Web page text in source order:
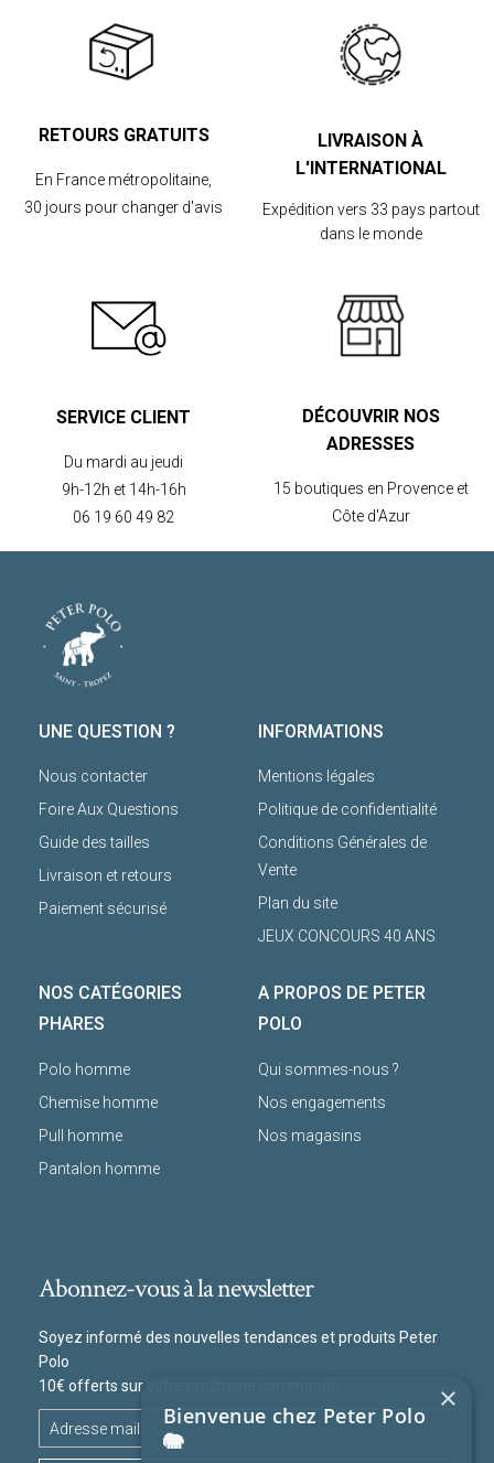
RETOURS GRATUITS
En France métropolitaine,
30 jours pour changer d'avis
LIVRAISON À
L'INTERNATIONAL
Expédition vers 33 pays partout
dans le monde
SERVICE CLIENT
Du mardi au jeudi
9h-12h et 14h-16h
06 19 60 49 82
DÉCOUVRIR NOS
ADRESSES
15 boutiques en Provence et
Côte d'Azur
UNE QUESTION ?
Nous contacter
Foire Aux Questions
Guide des tailles
Livraison et retours
Paiement sécurisé
INFORMATIONS
Mentions légales
Politique de confidentialité
Conditions Générales de
Vente
Plan du site
JEUX CONCOURS 40 ANS
NOS CATÉGORIES
PHARES
Polo homme
Chemise homme
Pull homme
Pantalon homme
A PROPOS DE PETER
POLO
Qui sommes-nous ?
Nos engagements
Nos magasins
Abonnez-vous à la newsletter
Soyez informé des nouvelles tendances et produits Peter
Polo
10€ offerts sur votre prochaine commande
×
Bienvenue chez Peter Polo
🐘